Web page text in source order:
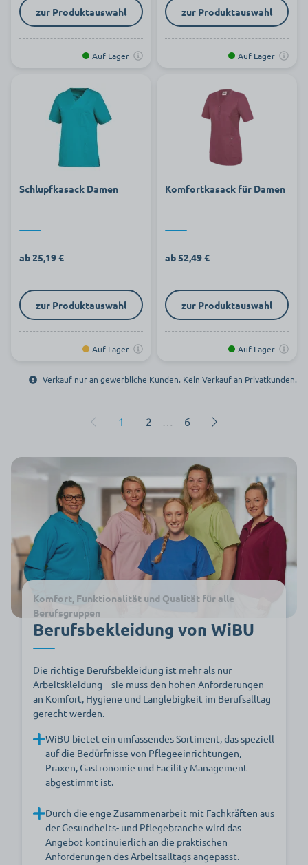
zur Produktauswahl
Auf Lager
zur Produktauswahl
Auf Lager
Schlupfkasack Damen
ab 25,19 €
zur Produktauswahl
Auf Lager
Komfortkasack für Damen
ab 52,49 €
zur Produktauswahl
Auf Lager
Verkauf nur an gewerbliche Kunden. Kein Verkauf an Privatkunden.
1 2 … 6
Komfort, Funktionalität und Qualität für alle
Berufsgruppen
Berufsbekleidung von WiBU
Die richtige Berufsbekleidung ist mehr als nur
Arbeitskleidung – sie muss den hohen Anforderungen
an Komfort, Hygiene und Langlebigkeit im Berufsalltag
gerecht werden.
WiBU bietet ein umfassendes Sortiment, das speziell
auf die Bedürfnisse von Pflegeeinrichtungen,
Praxen, Gastronomie und Facility Management
abgestimmt ist.
Durch die enge Zusammenarbeit mit Fachkräften aus
der Gesundheits- und Pflegebranche wird das
Angebot kontinuierlich an die praktischen
Anforderungen des Arbeitsalltags angepasst.